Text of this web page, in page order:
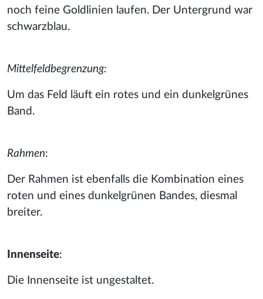
noch feine Goldlinien laufen. Der Untergrund war
schwarzblau.
Mittelfeldbegrenzung:
Um das Feld läuft ein rotes und ein dunkelgrünes
Band.
Rahmen:
Der Rahmen ist ebenfalls die Kombination eines
roten und eines dunkelgrünen Bandes, diesmal
breiter.
Innenseite:
Die Innenseite ist ungestaltet.